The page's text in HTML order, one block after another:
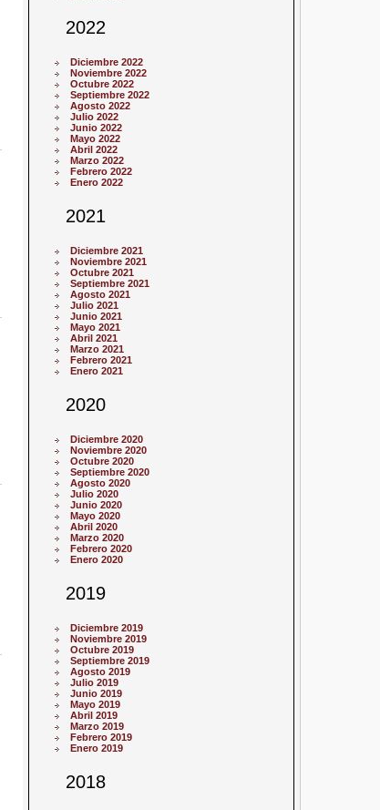
2022
Diciembre 2022
Noviembre 2022
Octubre 2022
Septiembre 2022
Agosto 2022
Julio 2022
Junio 2022
Mayo 2022
Abril 2022
Marzo 2022
Febrero 2022
Enero 2022
2021
Diciembre 2021
Noviembre 2021
Octubre 2021
Septiembre 2021
Agosto 2021
Julio 2021
Junio 2021
Mayo 2021
Abril 2021
Marzo 2021
Febrero 2021
Enero 2021
2020
Diciembre 2020
Noviembre 2020
Octubre 2020
Septiembre 2020
Agosto 2020
Julio 2020
Junio 2020
Mayo 2020
Abril 2020
Marzo 2020
Febrero 2020
Enero 2020
2019
Diciembre 2019
Noviembre 2019
Octubre 2019
Septiembre 2019
Agosto 2019
Julio 2019
Junio 2019
Mayo 2019
Abril 2019
Marzo 2019
Febrero 2019
Enero 2019
2018